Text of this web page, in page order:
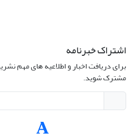
اشتراک خبرنامه
برای دریافت اخبار و اطلاعیه های مهم
مشترک شوید.